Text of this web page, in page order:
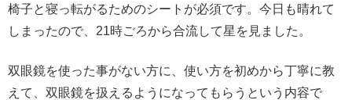
椅子と寝っ転がるためのシートが必須です。今日も晴れて
しまったので、21時ごろから合流して星を見ました。
双眼鏡を使った事がない方に、使い方を初めから丁寧に教
えて、双眼鏡を扱えるようになってもらうという内容で